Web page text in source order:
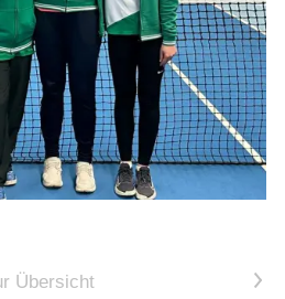
Übersicht Nächster Artikel